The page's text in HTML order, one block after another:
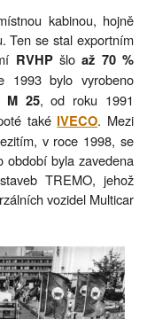
kabinou, hojně
Ten se stal exportním
RVHPšloaž 70 %
1993 bylo vyrobeno
M 25, od roku 1991
také IVECO. Mezi
v roce 1998, se
období byla zavedena
TREMO, jehož
vozidel Multicar